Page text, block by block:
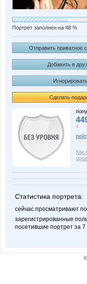
Портрет заполнен на 48 %
Отправить приватное
Добавить в
Игнорировать
Сделать
↓
Как
Статистика портрета:
сейчас просматривают
зарегистрированные
посетившие портрет за 7